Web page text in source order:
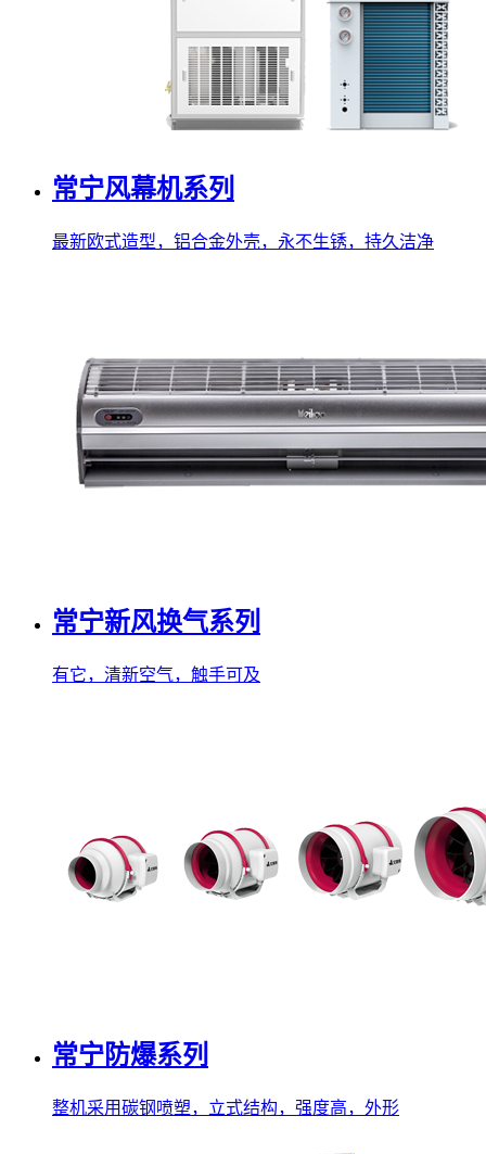
常宁风幕机系列
最新欧式造型，铝合金外壳，永不生锈，持久洁净
常宁新风换气系列
有它，清新空气，触手可及
常宁防爆系列
整机采用碳钢喷塑，立式结构，强度高，外形